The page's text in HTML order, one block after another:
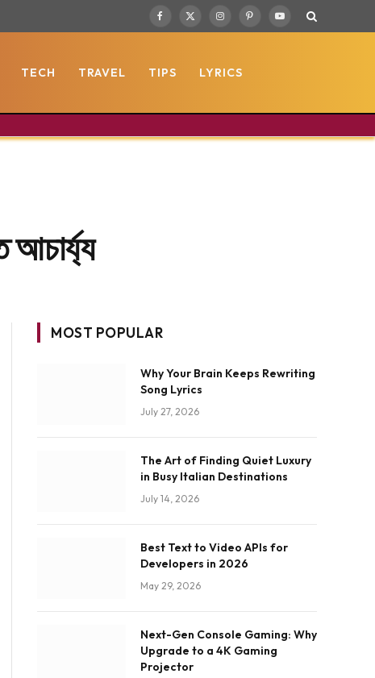
Facebook
X
InstagramPinterestYouTube
TECH TRAVEL TIPS LYRICS
আচার্য্য
MOST POPULAR
Why Your Brain Keeps Rewriting
Song Lyrics
July 27, 2026
The Art of Finding Quiet Luxury
in Busy Italian Destinations
July 14, 2026
Best Text to Video APIs for
Developers in 2026
May 29, 2026
Next-Gen Console Gaming: Why
Upgrade to a 4K Gaming
Projector